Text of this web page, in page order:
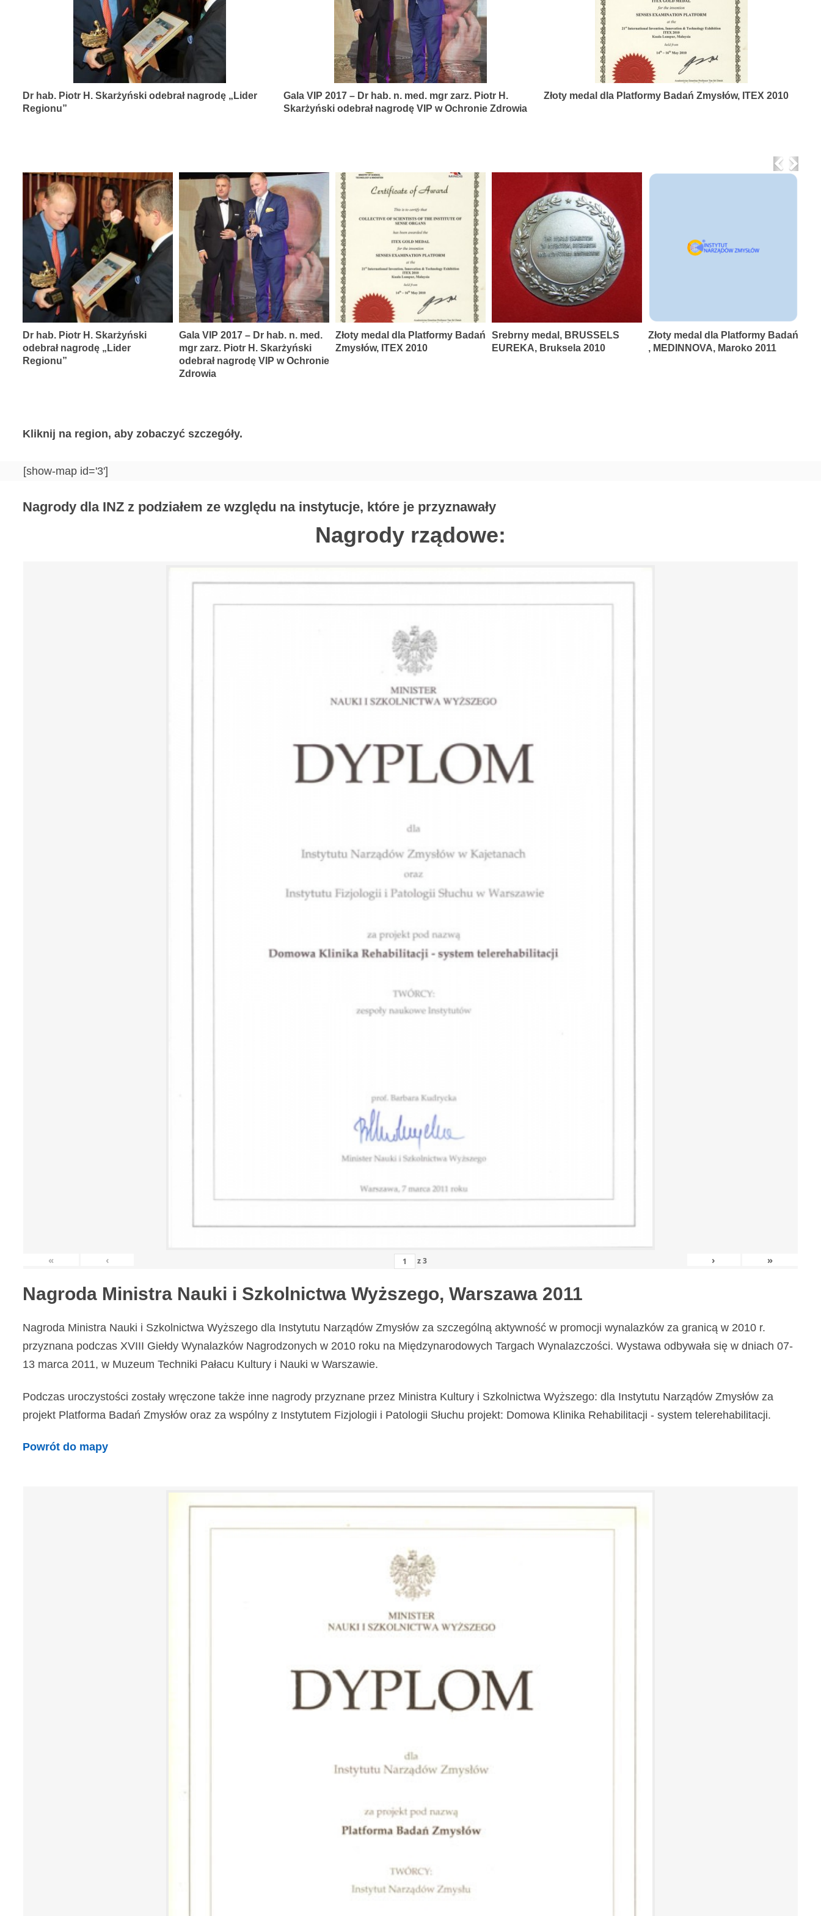
schorzeń
narządów
Dr hab. Piotr H. Skarżyński odebrał nagrodę „Lider
Regionu”
Gala VIP 2017 – Dr hab. n. med. mgr zarz. Piotr H.
Skarżyński odebrał nagrodę VIP w Ochronie Zdrowia
Złoty medal dla Platformy Badań Zmysłów, ITEX 2010
Dr hab. Piotr H. Skarżyński
odebrał nagrodę „Lider
Regionu”
Gala VIP 2017 – Dr hab. n. med.
mgr zarz. Piotr H. Skarżyński
odebrał nagrodę VIP w Ochronie
Zdrowia
Złoty medal dla Platformy Badań
Zmysłów, ITEX 2010
Srebrny medal, BRUSSELS
EUREKA, Bruksela 2010
Złoty medal dla Platformy Badań
, MEDINNOVA, Maroko 2011
Next
Kliknij na region, aby zobaczyć szczegóły.
[show-map id='3']
Nagrody dla INZ z podziałem ze względu na instytucje, które je przyznawały
Nagrody rządowe:
« ‹ z3 › »
Nagroda Ministra Nauki i Szkolnictwa Wyższego, Warszawa 2011
Nagroda Ministra Nauki i Szkolnictwa Wyższego dla Instytutu Narządów Zmysłów za szczególną aktywność w promocji wynalazków za granicą w 2010 r.
przyznana podczas XVIII Giełdy Wynalazków Nagrodzonych w 2010 roku na Międzynarodowych Targach Wynalazczości. Wystawa odbywała się w dniach 07-
13 marca 2011, w Muzeum Techniki Pałacu Kultury i Nauki w Warszawie.
Podczas uroczystości zostały wręczone także inne nagrody przyznane przez Ministra Kultury i Szkolnictwa Wyższego: dla Instytutu Narządów Zmysłów za
projekt Platforma Badań Zmysłów oraz za wspólny z Instytutem Fizjologii i Patologii Słuchu projekt: Domowa Klinika Rehabilitacji - system telerehabilitacji.
Powrót do mapy